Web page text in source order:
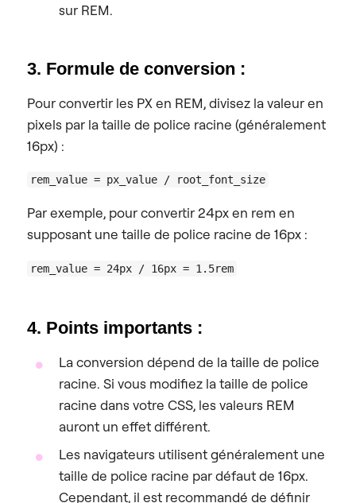
sur REM.
3. Formule de conversion :
Pour convertir les PX en REM, divisez la valeur en
pixels par la taille de police racine (généralement
16px) :
rem_value = px_value / root_font_size
Par exemple, pour convertir 24px en rem en
supposant une taille de police racine de 16px :
rem_value = 24px / 16px = 1.5rem
4. Points importants :
La conversion dépend de la taille de police
racine. Si vous modifiez la taille de police
racine dans votre CSS, les valeurs REM
auront un effet différent.
Les navigateurs utilisent généralement une
taille de police racine par défaut de 16px.
Cependant, il est recommandé de définir